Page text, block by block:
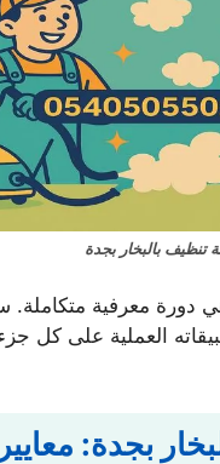
تنظيف بالبخار بجدة
معرفية متكاملة.
العملية على كل
بجدة: معايير